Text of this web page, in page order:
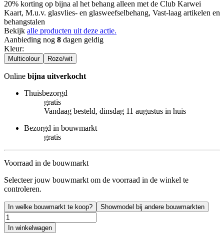
20% korting op bijna al het behang alleen met de Club Karwei
Kaart, M.u.v. glasvlies- en glasweefselbehang, Vast-laag artikelen en
behangstalen
Bekijk alle producten uit deze actie.
Aanbieding nog 8 dagen geldig
Kleur:
Multicolour Roze/wit
Online bijna uitverkocht
Thuisbezorgd
gratis
Vandaag besteld, dinsdag 11 augustus in huis
Bezorgd in bouwmarkt
gratis
Voorraad in de bouwmarkt
Selecteer jouw bouwmarkt om de voorraad in de winkel te
controleren.
In welke bouwmarkt te koop? Showmodel bij andere bouwmarkten
In winkelwagen